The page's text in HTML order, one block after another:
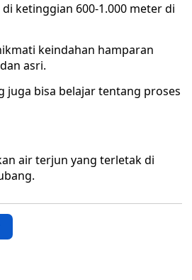
ketinggian 600-1.000 meter di
keindahan hamparan
asri.
juga bisa belajar tentang proses
air terjun yang terletak di